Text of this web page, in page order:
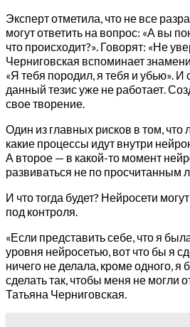
Эксперт отметила, что не все
могут ответить на вопрос: «А вы
что происходит?». Говорят: «Не
Черниговская вспоминает
«Я тебя породил, я тебя и убью». И
данный тезис уже не работает.
свое творение.
Один из главных рисков в том,
какие процессы идут внутри
А второе — в какой-то момент
развиваться не по просчитанным
И что тогда будет? Нейросети
под контроля.
«Если представить себе, что я
уровня нейросетью, вот что бы я
ничего не делала, кроме одного, я
сделать так, чтобы меня не могли
Татьяна Черниговская.